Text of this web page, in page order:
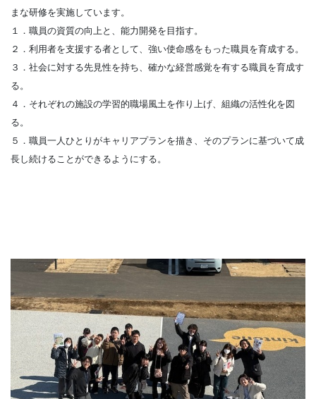
まな研修を実施しています。
１．職員の資質の向上と、能力開発を目指す。
２．利用者を支援する者として、強い使命感をもった職員を育成する。
３．社会に対する先見性を持ち、確かな経営感覚を有する職員を育成す
る。
４．それぞれの施設の学習的職場風土を作り上げ、組織の活性化を図
る。
５．職員一人ひとりがキャリアプランを描き、そのプランに基づいて成
長し続けることができるようにする。